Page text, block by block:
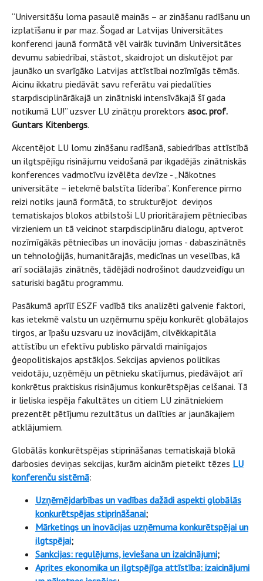
“Universitāšu loma pasaulē mainās – ar zināšanu radīšanu un
izplatīšanu ir par maz. Šogad ar Latvijas Universitātes
konferenci jaunā formātā vēl vairāk tuvinām Universitātes
devumu sabiedrībai, stāstot, skaidrojot un diskutējot par
jaunāko un svarīgāko Latvijas attīstībai nozīmīgās tēmās.
Aicinu ikkatru piedāvāt savu referātu vai piedalīties
starpdisciplinārākajā un zinātniski intensīvākajā šī gada
notikumā LU!” uzsver LU zinātņu prorektors asoc. prof.
Guntars Kitenbergs.
Akcentējot LU lomu zināšanu radīšanā, sabiedrības attīstībā
un ilgtspējīgu risinājumu veidošanā par ikgadējās zinātniskās
konferences vadmotīvu izvēlēta devīze - „Nākotnes
universitāte – ietekmē balstīta līderība”. Konference pirmo
reizi notiks jaunā formātā, to strukturējot deviņos
tematiskajos blokos atbilstoši LU prioritārajiem pētniecības
virzieniem un tā veicinot starpdisciplināru dialogu, aptverot
nozīmīgākās pētniecības un inovāciju jomas - dabaszinātnēs
un tehnoloģijās, humanitārajās, medicīnas un veselības, kā
arī sociālajās zinātnēs, tādējādi nodrošinot daudzveidīgu un
saturiski bagātu programmu.
Pasākumā aprīlī ESZF vadībā tiks analizēti galvenie faktori,
kas ietekmē valstu un uzņēmumu spēju konkurēt globālajos
tirgos, ar īpašu uzsvaru uz inovācijām, cilvēkkapitāla
attīstību un efektīvu publisko pārvaldi mainīgajos
ģeopolitiskajos apstākļos. Sekcijas apvienos politikas
veidotāju, uzņēmēju un pētnieku skatījumus, piedāvājot arī
konkrētus praktiskus risinājumus konkurētspējas celšanai. Tā
ir lieliska iespēja fakultātes un citiem LU zinātniekiem
prezentēt pētījumu rezultātus un dalīties ar jaunākajiem
atklājumiem.
Globālās konkurētspējas stiprināšanas tematiskajā blokā
darbosies deviņas sekcijas, kurām aicinām pieteikt tēzes LU
konferenču sistēmā:
Uzņēmējdarbības un vadības dažādi aspekti globālās
konkurētspējas stiprināšanai;
Mārketings un inovācijas uzņēmuma konkurētspējai un
ilgtspējai;
Sankcijas: regulējums, ieviešana un izaicinājumi;
Aprites ekonomika un ilgtspējīga attīstība: izaicinājumi